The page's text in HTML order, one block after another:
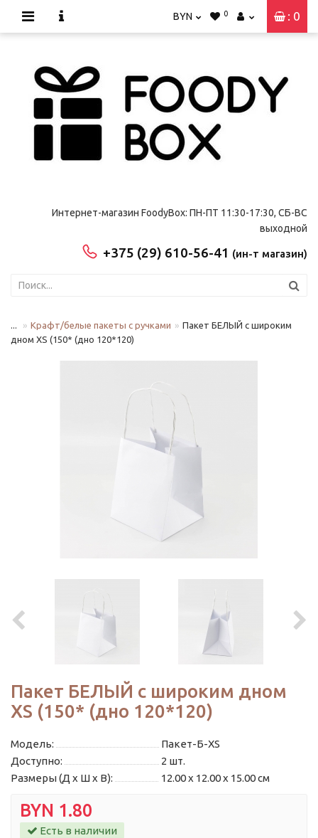
: 0
BYN 0
Интернет-магазин FoodyBox: ПН-ПТ 11:30-17:30, СБ-ВС
выходной
+375 (29) 610-56-41 (ин-т магазин)
... Крафт/белые пакеты с ручками
Пакет БЕЛЫЙ с широким
дном XS (150* (дно 120*120)
Пакет БЕЛЫЙ с широким дном
XS (150* (дно 120*120)
Модель:
Пакет-Б-XS
Доступно:
2 шт.
Размеры (Д x Ш x В):
12.00 x 12.00 x 15.00 см
BYN 1.80
Есть в наличии